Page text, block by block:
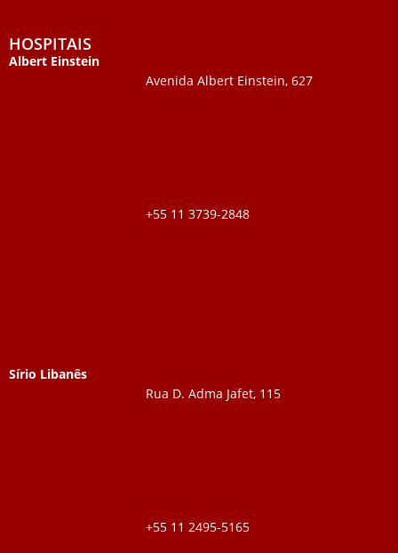
HOSPITAIS
Albert Einstein
Avenida Albert Einstein, 627
+55 11 3739-2848
Sírio Libanês
Rua D. Adma Jafet, 115
+55 11 2495-5165